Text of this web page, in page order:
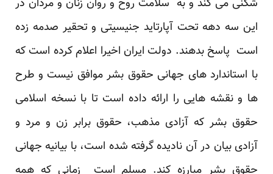
شکنی می کند و به سلامت روح و روان زنان و مردان در
این سه دهه تحت آپارتاید جنیسیتی و تحقیر صدمه زده
است پاسخ بدهند. دولت ایران اخیرا اعلام کرده است که
با استاندارد های جهانی حقوق بشر موافق نیست و طرح
ها و نقشه هایی را ارائه داده است تا با نسخه اسلامی
حقوق بشر که آزادی مذهب، حقوق برابر زن و مرد و
آزادی بیان در آن نادیده گرفته شده است، با بیانیه جهانی
حقوق بشر مبارزه کند. مسلم است زمانی که همه